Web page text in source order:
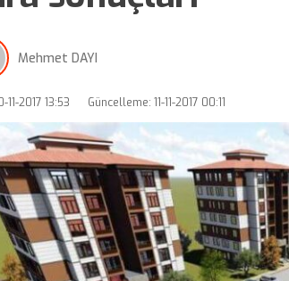
Mehmet DAYI
11-2017 13:53 Güncelleme: 11-11-2017 00:11